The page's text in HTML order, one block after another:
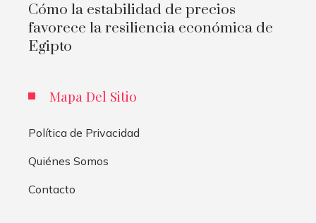
Cómo la estabilidad de precios
favorece la resiliencia económica de
Egipto
Mapa Del Sitio
Política de Privacidad
Quiénes Somos
Contacto